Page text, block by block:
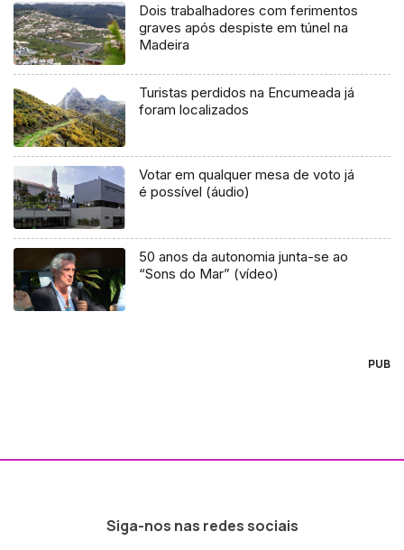
Dois trabalhadores com ferimentos
graves após despiste em túnel na
Madeira
Turistas perdidos na Encumeada já
foram localizados
Votar em qualquer mesa de voto já
é possível (áudio)
50 anos da autonomia junta-se ao
“Sons do Mar” (vídeo)
PUB
Siga-nos nas redes sociais